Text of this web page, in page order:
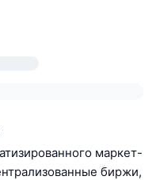
маркет-
биржи,